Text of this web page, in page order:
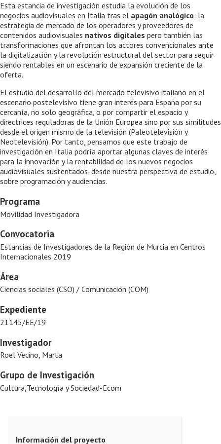
Esta estancia de investigación estudia la evolución de los
negocios audiovisuales en Italia tras el apagón analógico: la
estrategia de mercado de los operadores y proveedores de
contenidos audiovisuales nativos digitales pero también las
transformaciones que afrontan los actores convencionales ante
la digitalización y la revolución estructural del sector para seguir
siendo rentables en un escenario de expansión creciente de la
oferta.
El estudio del desarrollo del mercado televisivo italiano en el
escenario postelevisivo tiene gran interés para España por su
cercanía, no solo geográfica, o por compartir el espacio y
directrices reguladoras de la Unión Europea sino por sus similitudes
desde el origen mismo de la televisión (Paleotelevisión y
Neotelevisión). Por tanto, pensamos que este trabajo de
investigación en Italia podría aportar algunas claves de interés
para la innovación y la rentabilidad de los nuevos negocios
audiovisuales sustentados, desde nuestra perspectiva de estudio,
sobre programación y audiencias.
Programa
Movilidad Investigadora
Convocatoria
Estancias de Investigadores de la Región de Murcia en Centros
Internacionales 2019
Área
Ciencias sociales (CSO) / Comunicación (COM)
Expediente
21145/EE/19
Investigador
Roel Vecino, Marta
Grupo de Investigación
Cultura,Tecnología y Sociedad-Ecom
Información del proyecto